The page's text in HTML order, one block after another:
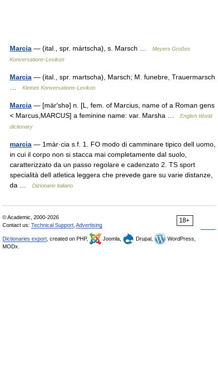
Marcia — (ital., spr. mártscha), s. Marsch …
Meyers Großes
Konversations-Lexikon
Marcia — (ital., spr. martscha), Marsch; M. funebre, Trauermarsch
Kleines Konversations-Lexikon
Marcia — [mär′shə] n. [L, fem. of Marcius, name of a Roman gens
< Marcus,MARCUS] a feminine name: var. Marsha …
English World
dictionary
marcia — 1màr·cia s.f. 1. FO modo di camminare tipico dell uomo,
in cui il corpo non si stacca mai completamente dal suolo,
caratterizzato da un passo regolare e cadenzato 2. TS sport
specialità dell atletica leggera che prevede gare su varie distanze,
da …
Dizionario italiano
18+
© Academic, 2000-2026
Contact us: Technical Support Advertising
Dictionaries export , created on PHP, Joomla, Drupal,
WordPress,
MODx.